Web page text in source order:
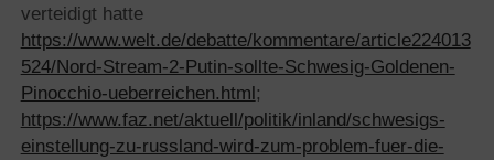
verteidigt hatte
https://www.welt.de/debatte/kommentare/article224013
524/Nord-Stream-2-Putin-sollte-Schwesig-Goldenen-
Pinocchio-ueberreichen.html;
https://www.faz.net/aktuell/politik/inland/schwesigs-
einstellung-zu-russland-wird-zum-problem-fuer-die-